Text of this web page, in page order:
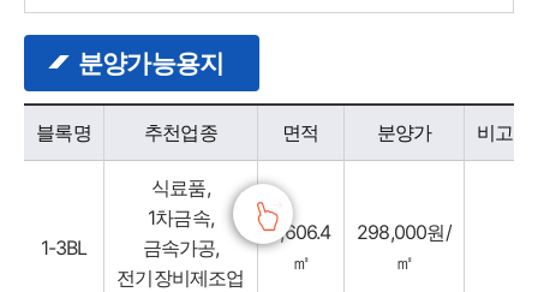
분양가능용지
분양가능용지 - 구분, 위치, 필지, 미분양면적, 조성원가, 비고 정보 제공
블록명
추천업종 면적 분양가 비고
1-3BL
식료품,
1차금속,
금속가공,
전기장비제조업
6,606.4
㎡
298,000원/
㎡